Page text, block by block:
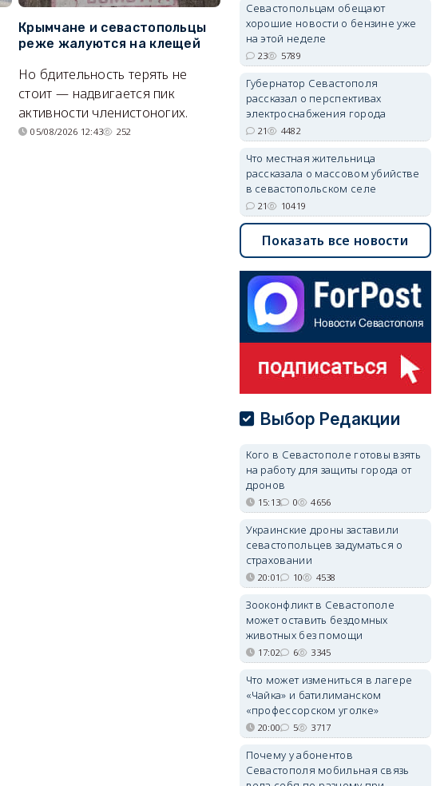
Крымчане и севастопольцы
реже жалуются на клещей
Но бдительность терять не
стоит — надвигается пик
активности членистоногих.
05/08/2026 12:43 252
В Севастополе утвердили
проект застройки центра
Балаклавы
Там появится туристический
квартал с отелями и
парковками.
Севастопольцам обещают
хорошие новости о бензине уже
на этой неделе
23 5789
Губернатор Севастополя
рассказал о перспективах
электроснабжения города
21 4482
Что местная жительница
рассказала о массовом убийстве
в севастопольском селе
21 10419
Показать все новости
Выбор Редакции
Кого в Севастополе готовы взять
на работу для защиты города от
дронов
15:13 0 4656
Украинские дроны заставили
севастопольцев задуматься о
страховании
20:01 10 4538
Зооконфликт в Севастополе
может оставить бездомных
животных без помощи
17:02 6 3345
Что может измениться в лагере
«Чайка» и батилиманском
«профессорском уголке»
20:00 5 3717
Почему у абонентов
Севастополя мобильная связь